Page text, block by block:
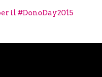
il #DonoDay2015